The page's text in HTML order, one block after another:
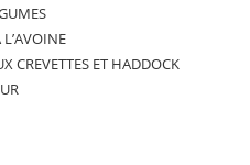
CREVETTES ET HADDOCK